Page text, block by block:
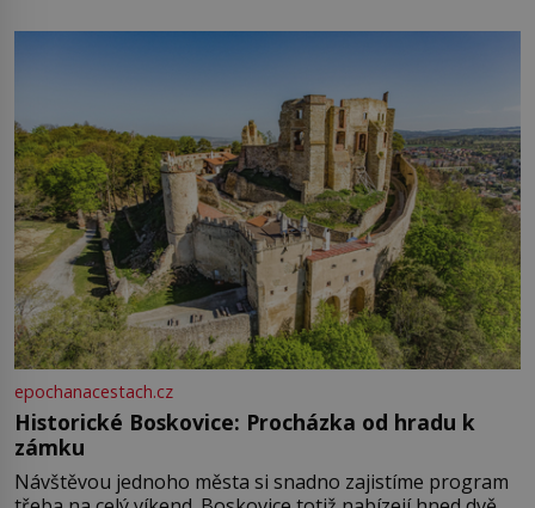
epochanacestach.cz
Historické Boskovice: Procházka od hradu k
zámku
Návštěvou jednoho města si snadno zajistíme program